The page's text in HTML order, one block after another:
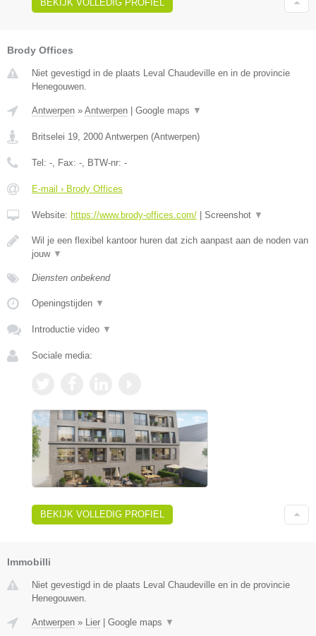
BEKIJK VOLLEDIG PROFIEL
Brody Offices
Niet gevestigd in de plaats Leval Chaudeville en in de provincie
Henegouwen.
Antwerpen » Antwerpen Google maps ▼
Britselei 19, 2000 Antwerpen (Antwerpen)
Tel: -, Fax: -, BTW-nr: -
E-mail › Brody Offices
Website: https://www.brody-offices.com/ Screenshot ▼
Wil je een flexibel kantoor huren dat zich aanpast aan de noden van
jouw ▼
Diensten onbekend
Openingstijden ▼
Introductie video ▼
Sociale media:
BEKIJK VOLLEDIG PROFIEL
Immobilli
Niet gevestigd in de plaats Leval Chaudeville en in de provincie
Henegouwen.
Antwerpen » Lier | Google maps ▼